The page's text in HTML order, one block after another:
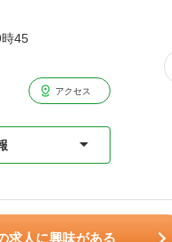
45
アクセス
求人に興味がある